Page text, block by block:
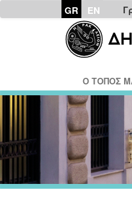
GR EN
Ο ΤΟΠΟΣ